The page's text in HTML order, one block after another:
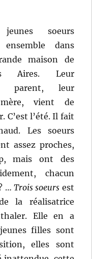
soeurs
dans
maison de
Aires. Leur
parent, leur
mère, vient de
C’est l’été. Il fait
Les soeurs
assez proches,
mais ont des
chacun
… Trois soeurs est
la réalisatrice
Elle en a
filles sont
elles sont